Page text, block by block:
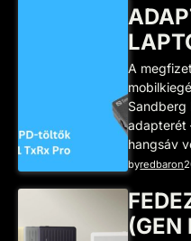
A
Sandberg
adapterét
hangsáv
byredbaron
(GEN